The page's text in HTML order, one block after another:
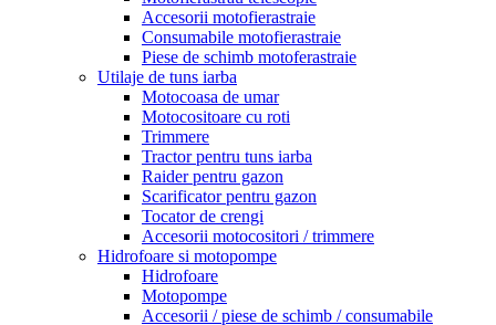
Accesorii motofierastraie
Consumabile motofierastraie
Piese de schimb motoferastraie
Utilaje de tuns iarba
Motocoasa de umar
Motocositoare cu roti
Trimmere
Tractor pentru tuns iarba
Raider pentru gazon
Scarificator pentru gazon
Tocator de crengi
Accesorii motocositori / trimmere
Hidrofoare si motopompe
Hidrofoare
Motopompe
Accesorii / piese de schimb / consumabile